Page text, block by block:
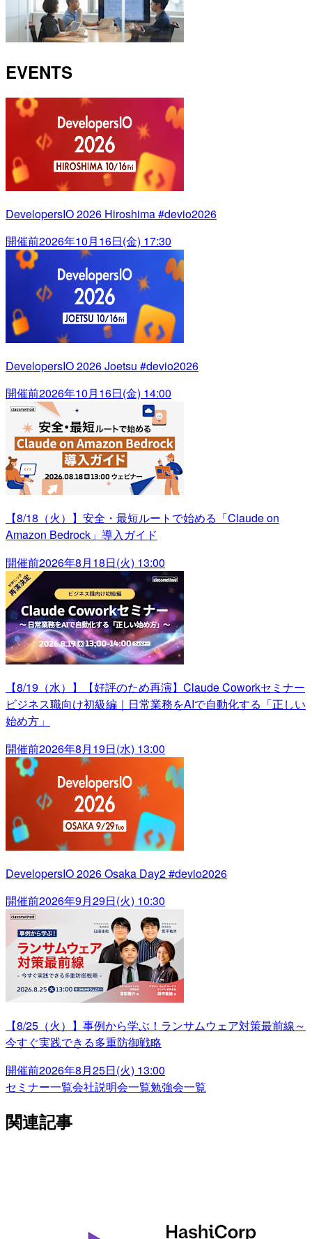
EVENTS
DevelopersIO 2026 Hiroshima #devio2026
開催前2026年10月16日(金) 17:30
DevelopersIO 2026 Joetsu #devio2026
開催前2026年10月16日(金) 14:00
【8/18（火）】安全・最短ルートで始める「Claude on
Amazon Bedrock」導入ガイド
開催前2026年8月18日(火) 13:00
【8/19（水）】【好評のため再演】Claude Coworkセミナー
ビジネス職向け初級編｜日常業務をAIで自動化する「正しい
始め方」
開催前2026年8月19日(水) 13:00
DevelopersIO 2026 Osaka Day2 #devio2026
開催前2026年9月29日(火) 10:30
【8/25（火）】事例から学ぶ！ランサムウェア対策最前線～
今すぐ実践できる多重防御戦略
開催前2026年8月25日(火) 13:00
セミナー一覧会社説明会一覧勉強会一覧
関連記事